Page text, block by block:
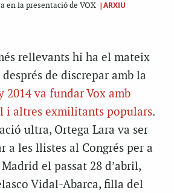
en la presentació de VOX |ARXIU
rellevants hi ha el mateix
de discrepar amb la
2014 va fundar Vox amb
i altres exmilitants populars.
ultra, Ortega Lara va ser
a les llistes al Congrés per a
el passat 28 d’abril,
Vidal-Abarca, filla del